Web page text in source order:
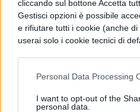
cliccando sul bottone Accetta
Gestisci opzioni è possibile
e rifiutare tutti i cookie (anche
userai solo i cookie tecnici di
Personal Data Processing
I want to opt-out of the
personal data.
16 – “Slide” deiGoo
ragazza rimasta
decidere tra il
17 – Anche “Brick” di